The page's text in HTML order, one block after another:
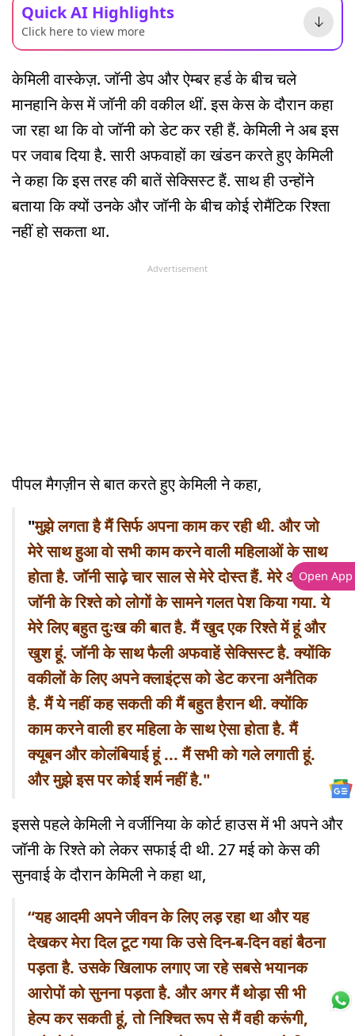
Quick AI Highlights
Click here to view more
केमिली वास्केज़. जॉनी डेप और ऐम्बर हर्ड के बीच चले
मानहानि केस में जॉनी की वकील थीं. इस केस के दौरान कहा
जा रहा था कि वो जॉनी को डेट कर रही हैं. केमिली ने अब इस
पर जवाब दिया है. सारी अफवाहों का खंडन करते हुए केमिली
ने कहा कि इस तरह की बातें सेक्सिस्ट हैं. साथ ही उन्होंने
बताया कि क्यों उनके और जॉनी के बीच कोई रोमैंटिक रिश्ता
नहीं हो सकता था.
Advertisement
पीपल मैगज़ीन से बात करते हुए केमिली ने कहा,
"मुझे लगता है मैं सिर्फ अपना काम कर रही थी. और जो
मेरे साथ हुआ वो सभी काम करने वाली महिलाओं के साथ
होता है. जॉनी साढ़े चार साल से मेरे दोस्त हैं. मेरे और
जॉनी के रिश्ते को लोगों के सामने गलत पेश किया गया. ये
मेरे लिए बहुत दुःख की बात है. मैं खुद एक रिश्ते में हूं और
खुश हूं. जॉनी के साथ फैली अफवाहें सेक्सिस्ट है. क्योंकि
वकीलों के लिए अपने क्लाइंट्स को डेट करना अनैतिक
है. मैं ये नहीं कह सकती की मैं बहुत हैरान थी. क्योंकि
काम करने वाली हर महिला के साथ ऐसा होता है. मैं
क्यूबन और कोलंबियाई हूं ... मैं सभी को गले लगाती हूं.
और मुझे इस पर कोई शर्म नहीं है."
इससे पहले केमिली ने वर्जीनिया के कोर्ट हाउस में भी अपने और
जॉनी के रिश्ते को लेकर सफाई दी थी. 27 मई को केस की
सुनवाई के दौरान केमिली ने कहा था,
“यह आदमी अपने जीवन के लिए लड़ रहा था और यह
देखकर मेरा दिल टूट गया कि उसे दिन-ब-दिन वहां बैठना
पड़ता है. उसके खिलाफ लगाए जा रहे सबसे भयानक
आरोपों को सुनना पड़ता है. और अगर मैं थोड़ा सी भी
हेल्प कर सकती हूं, तो निश्चित रूप से मैं वही करूंगी,
Open App